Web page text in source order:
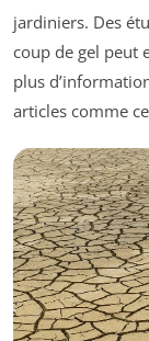
jardiniers. Des
coup de gel peut
plus
articles comme